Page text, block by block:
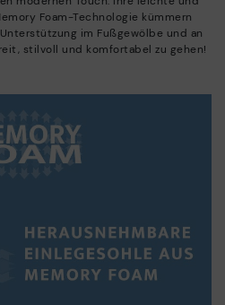
Foam-Technologie kümmern
im Fußgewölbe und an
stilvoll und komfortabel zu gehen!